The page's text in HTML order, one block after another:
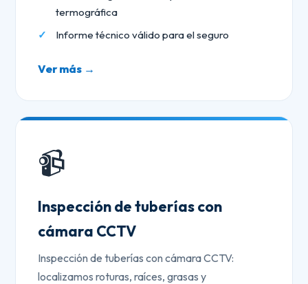
termográfica
Informe técnico válido para el seguro
Ver más →
📹
Inspección de tuberías con
cámara CCTV
Inspección de tuberías con cámara CCTV:
localizamos roturas, raíces, grasas y